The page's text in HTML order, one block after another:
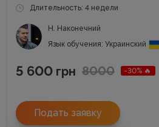
Длительность: 4 недели
Н. Наконечний
Язык обучения: Украинский
5 600 грн 8000 -30% 🔥
Подать заявку